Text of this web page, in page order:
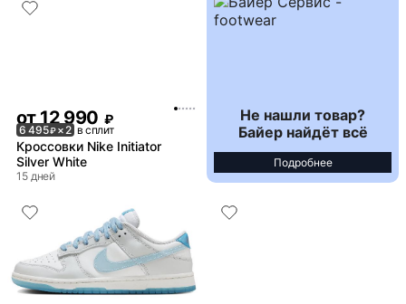
от12 990 ₽
6 495₽× 2 в сплит
Кроссовки Nike Initiator
Silver White
15 дней
Не нашли товар?
Байер найдёт всё
Подробнее